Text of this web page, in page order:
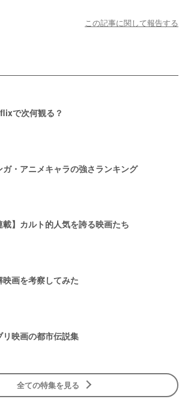
この記事に関して報告する
で次何観る？
ガ・アニメキャラの強さランキング
載】カルト的人気を誇る映画たち
映画を考察してみた
リ映画の都市伝説集
全ての特集を見る